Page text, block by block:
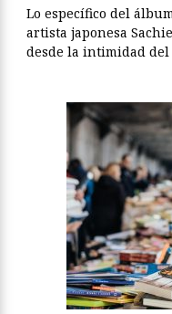
Lo específico del
artista japonesa
desde la intimidad del